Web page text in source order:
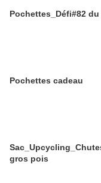
Pochettes_Défi#82 du
Pochettes cadeau
gros pois